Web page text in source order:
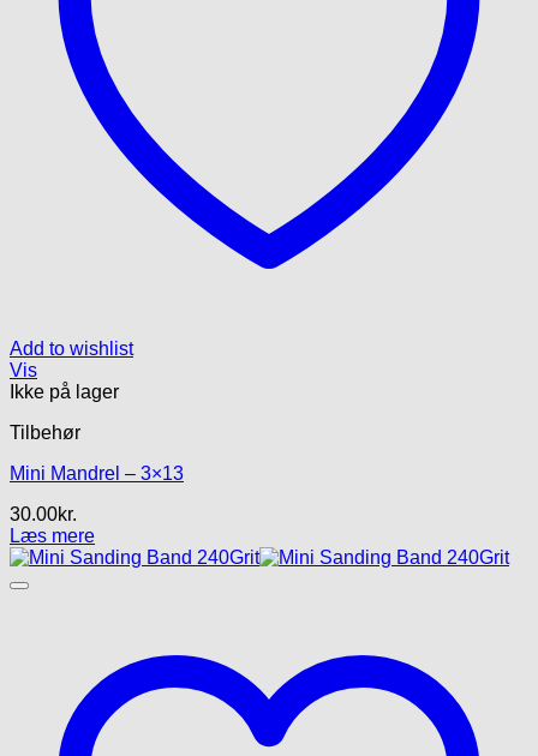
Add to wishlist
Vis
Ikke på lager
Tilbehør
Mini Mandrel – 3×13
30.00kr.
Læs mere